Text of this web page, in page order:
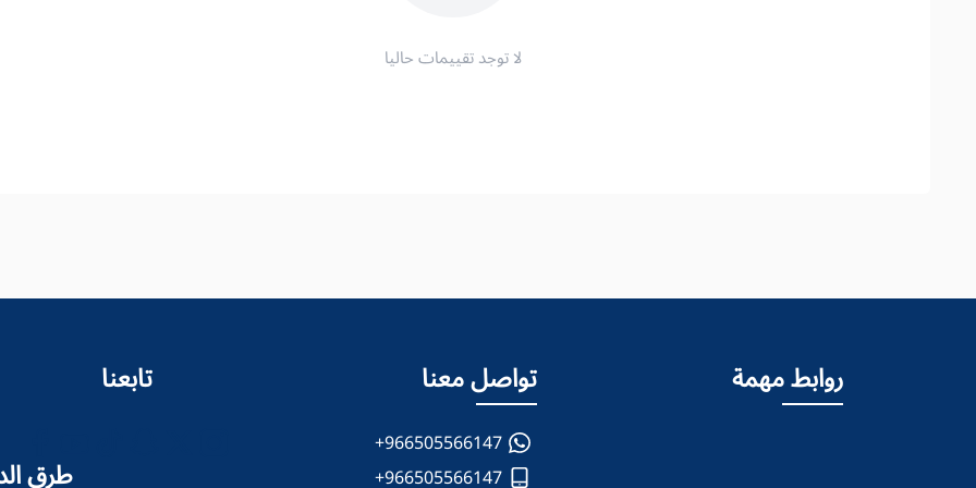
لا توجد تقييمات حاليا
روابط مهمة تواصل معنا
+966505566147
+966505566147
تابعنا
طرق